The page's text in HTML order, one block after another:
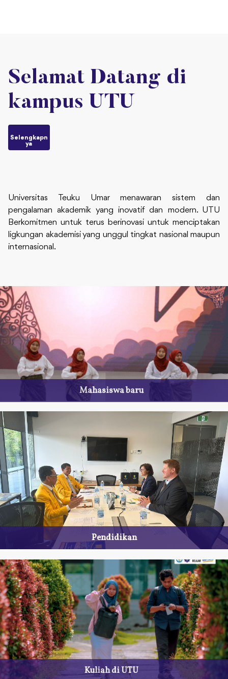
Selamat Datang di
kampus UTU
Selengkapn
ya
Universitas Teuku Umar menawaran sistem dan
pengalaman akademik yang inovatif dan modern. UTU
Berkomitmen untuk terus berinovasi untuk menciptakan
ligkungan akademisi yang unggul tingkat nasional maupun
internasional.
Mahasiswa baru
Pendidikan
Kuliah di UTU